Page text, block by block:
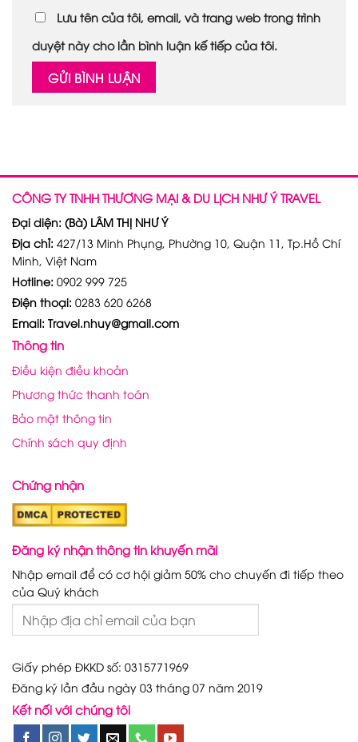
Lưu tên của tôi, email, và trang web trong trình
duyệt này cho lần bình luận kế tiếp của tôi.
CÔNG TY TNHH THƯƠNG MẠI & DU LỊCH NHƯ Ý TRAVEL
Đại diện: (Bà) LÂM THỊ NHƯ Ý
Địa chỉ: 427/13 Minh Phụng, Phường 10, Quận 11, Tp.Hồ Chí
Minh, Việt Nam
Hotline: 0902 999 725
Điện thoại: 0283 620 6268
Email: Travel.nhuy@gmail.com
Thông tin
Điều kiện điều khoản
Phương thức thanh toán
Bảo mật thông tin
Chính sách quy định
Chứng nhận
Đăng ký nhận thông tin khuyến mãi
Nhập email để có cơ hội giảm 50% cho chuyến đi tiếp theo
của Quý khách
Giấy phép ĐKKD số: 0315771969
Đăng ký lần đầu ngày 03 tháng 07 năm 2019
Kết nối với chúng tôi